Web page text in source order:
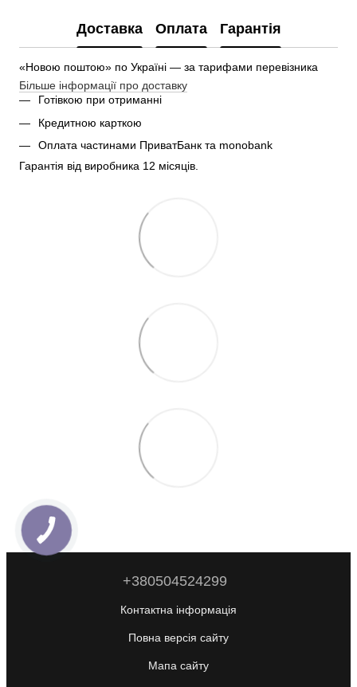
Доставка Оплата Гарантія
«Новою поштою» по Україні — за тарифами перевізника
Більше інформації про доставку
Готівкою при отриманні
Кредитною карткою
Оплата частинами ПриватБанк та monobank
Гарантія від виробника 12 місяців.
+380504524299
Контактна інформація
Повна версія сайту
Мапа сайту